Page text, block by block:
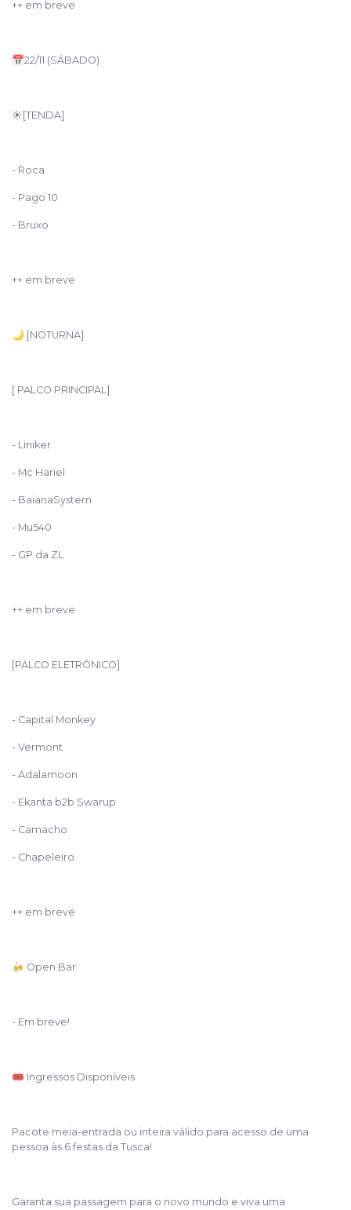
++ em breve
📅22/11 (SÁBADO)
☀️[TENDA]
- Roca
- Pago 10
- Bruxo
++ em breve
🌙 [NOTURNA]
[ PALCO PRINCIPAL]
- Liniker
- Mc Hariel
- BaianaSystem
- Mu540
- GP da ZL
++ em breve
[PALCO ELETRÔNICO]
- Capital Monkey
- Vermont
- Adalamoon
- Ekanta b2b Swarup
- Camacho
- Chapeleiro
++ em breve
🍻 Open Bar
- Em breve!
🎟️ Ingressos Disponíveis
Pacote meia-entrada ou inteira válido para acesso de uma
pessoa às 6 festas da Tusca!
Garanta sua passagem para o novo mundo e viva uma